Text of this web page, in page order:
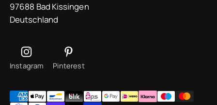
97688 Bad Kissingen
Deutschland
Instagram Pinterest